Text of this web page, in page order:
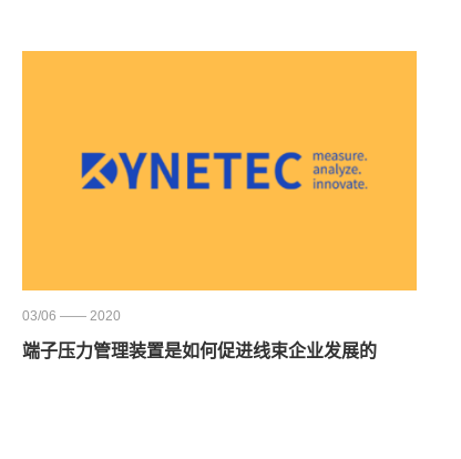
03/06 —— 2020
端子压力管理装置是如何促进线束企业发展的